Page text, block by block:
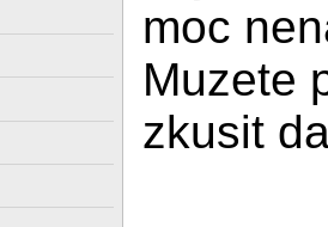
moc
Muzete
zkusit